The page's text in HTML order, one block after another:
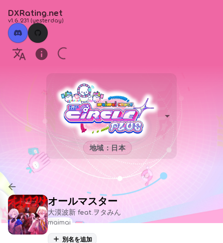
DXRating.net
v1.6.231 (yesterday)
地域：日本
オールマスター
大漠波新 feat.ヲタみん
maimai
別名を追加